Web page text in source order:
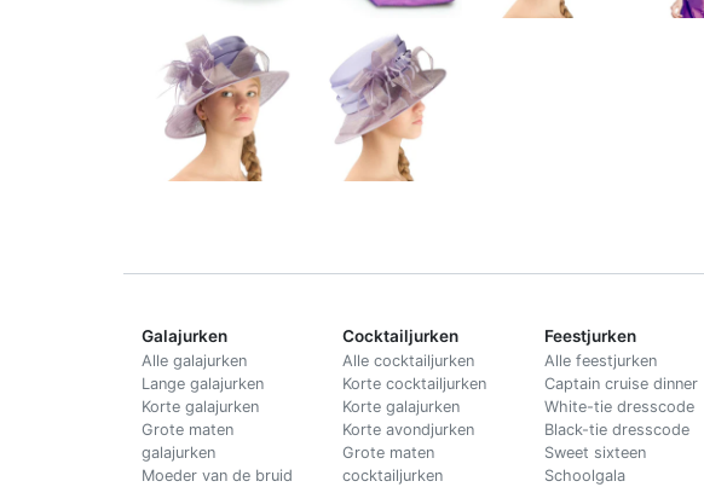
Galajurken
Alle galajurken
Lange galajurken
Korte galajurken
Grote maten
galajurken
Moeder van de bruid
Cocktailjurken
Alle cocktailjurken
Korte cocktailjurken
Korte galajurken
Korte avondjurken
Grote maten
cocktailjurken
Feestjurken
Alle feestjurken
Captain cruise dinner
White-tie dresscode
Black-tie dresscode
Sweet sixteen
Schoolgala